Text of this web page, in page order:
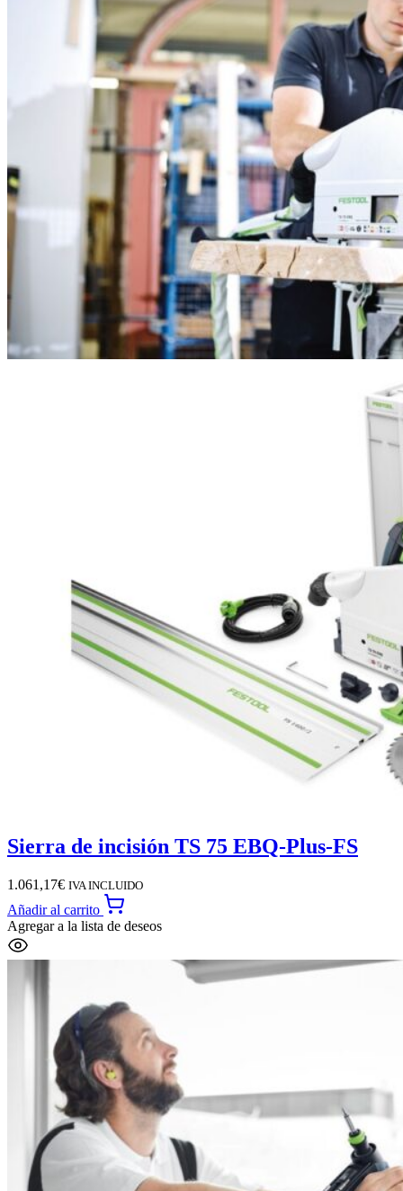
Sierra de incisión TS 75 EBQ-Plus-FS
1.061,17€ IVA INCLUIDO
Añadir al carrito
Agregar a la lista de deseos